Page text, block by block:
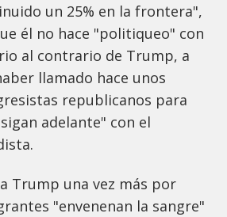
un 25% en la frontera",
él no hace "politiqueo" con
al contrario de Trump, a
llamado hace unos
republicanos para
adelante" con el
Trump una vez más por
"envenenan la sangre"